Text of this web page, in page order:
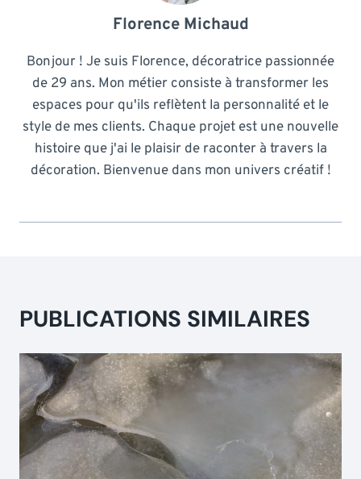
Florence Michaud
Bonjour ! Je suis Florence, décoratrice passionnée
de 29 ans. Mon métier consiste à transformer les
espaces pour qu'ils reflètent la personnalité et le
style de mes clients. Chaque projet est une nouvelle
histoire que j'ai le plaisir de raconter à travers la
décoration. Bienvenue dans mon univers créatif !
PUBLICATIONS SIMILAIRES